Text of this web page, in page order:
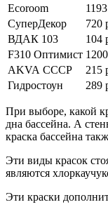
Ecoroom
СуперДекор
720
ВДАК 103
104
F310 Оптимист
AKVA CCCP
215
Гидростоун
289
При выборе, какой
дна бассейна. А
краска бассейна
Эти виды красок
являются
Эти краски